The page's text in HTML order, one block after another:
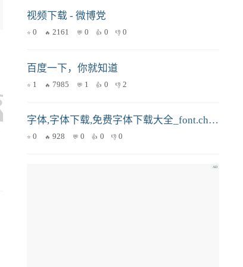
视频下载 - 微博党
0 2161 0 0 0
百度一下，你就知道
1 7985 1 0 2
字体,字体下载,免费字体下载大全_font.chinaz.com
0 928 0 0 0